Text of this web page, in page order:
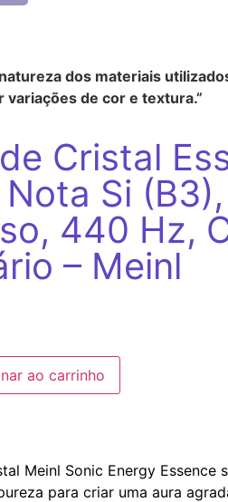
dos materiais
variações de cor e textura.”
Cristal
Si
440 Hz,
– Meinl
ao carrinho
Meinl Sonic Energy Essence
para criar uma aura